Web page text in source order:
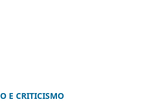
E CRITICISMO